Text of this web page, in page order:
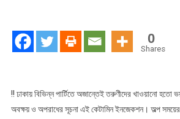
0
Shares
!! ঢাকায় বিভিন্ন পার্টিতে অজান্তেই তরুণীদের খাওয়ানো হতো
অবক্ষয় ও অপরাধের সূচনা এই কেটামিন ইনজেকশন। অল্প সময়ের